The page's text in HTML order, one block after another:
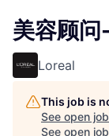
美容顾
Loreal
This job is
See open
See open